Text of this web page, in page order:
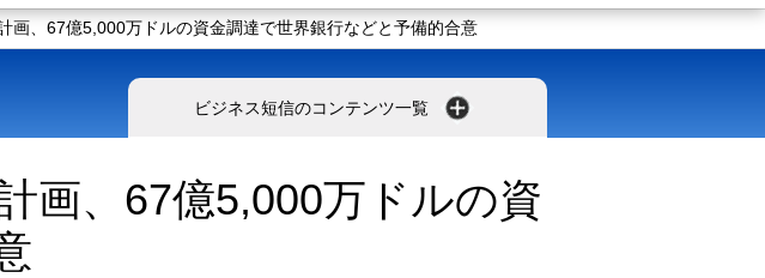
画、67億5,000万ドルの資金調達で世界銀行などと予備的合意
ビジネス短信のコンテンツ一覧
画、67億5,000万ドルの資